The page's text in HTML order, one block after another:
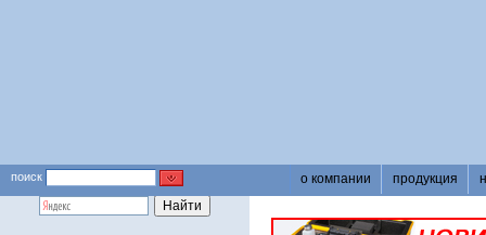
поиск о компании продукция